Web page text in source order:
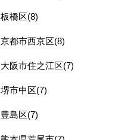
板橋区(8)
京都市西京区(8)
大阪市住之江区(7)
堺市中区(7)
豊島区(7)